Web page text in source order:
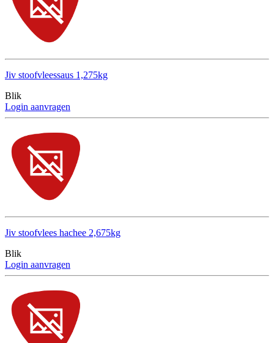
Jiv stoofvleessaus 1,275kg
Blik
Login aanvragen
Jiv stoofvlees hachee 2,675kg
Blik
Login aanvragen